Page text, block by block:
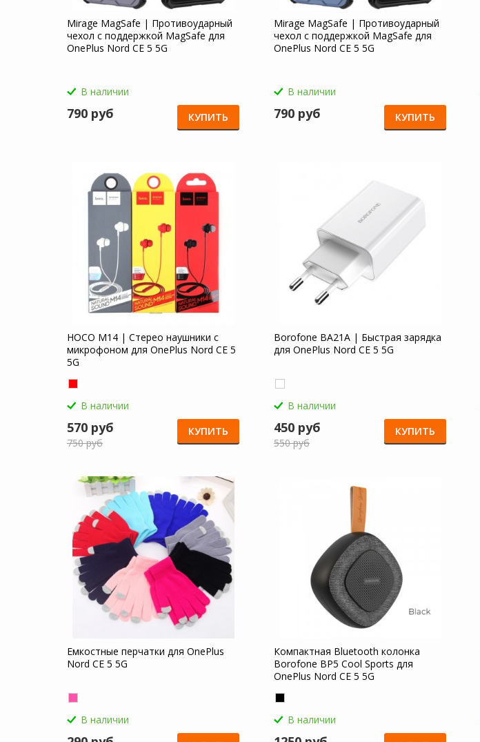
Mirage MagSafe | Противоударный
чехол с поддержкой MagSafe для
OnePlus Nord CE 5 5G
В наличии
790 руб КУПИТЬ
Mirage MagSafe | Противоударный
чехол с поддержкой MagSafe для
OnePlus Nord CE 5 5G
В наличии
790 руб КУПИТЬ
HOCO M14 | Стерео наушники с
микрофоном для OnePlus Nord CE 5
5G
В наличии
570 руб
750 руб
КУПИТЬ
Borofone BA21A | Быстрая зарядка
для OnePlus Nord CE 5 5G
В наличии
450 руб
550 руб
КУПИТЬ
Емкостные перчатки для OnePlus
Nord CE 5 5G
В наличии
Компактная Bluetooth колонка
Borofone BP5 Cool Sports для
OnePlus Nord CE 5 5G
В наличии